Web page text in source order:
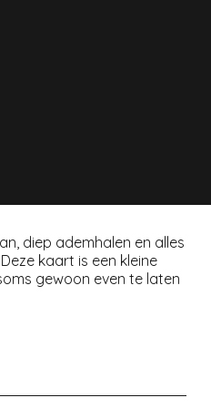
diep ademhalen en alles
kaart is een kleine
gewoon even te laten